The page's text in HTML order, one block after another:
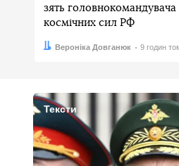
зять
космічних сил РФ
Автор:
Вероніка Довганюк
Дата: 9 годин
Тексти